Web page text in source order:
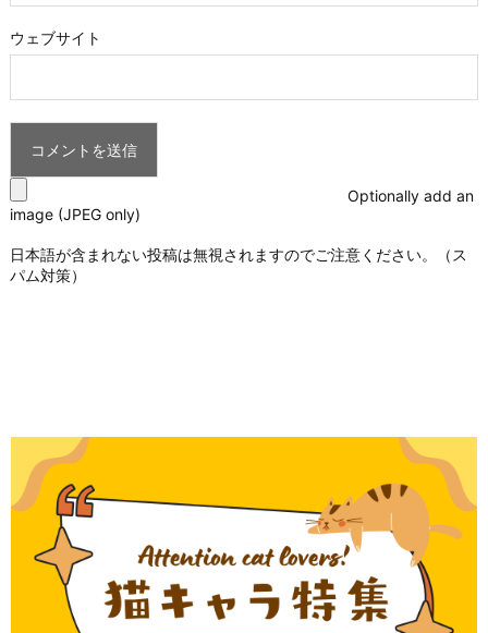
ウェブサイト
Optionally add an
image (JPEG only)
日本語が含まれない投稿は無視されますのでご注意ください。（ス
パム対策）